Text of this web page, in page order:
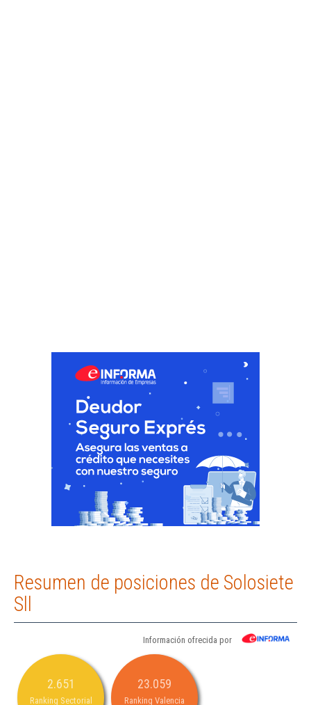
Resumen de posiciones de Solosiete
Sll
Información ofrecida por
2.651
Ranking Sectorial
23.059
Ranking Valencia